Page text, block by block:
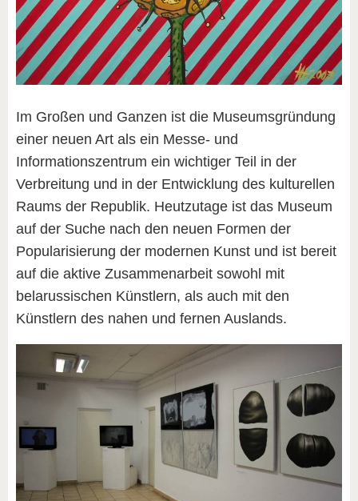
Im Großen und Ganzen ist die Museumsgründung
einer neuen Art als ein Messe- und
Informationszentrum ein wichtiger Teil in der
Verbreitung und in der Entwicklung des kulturellen
Raums der Republik. Heutzutage ist das Museum
auf der Suche nach den neuen Formen der
Popularisierung der modernen Kunst und ist bereit
auf die aktive Zusammenarbeit sowohl mit
belarussischen Künstlern, als auch mit den
Künstlern des nahen und fernen Auslands.